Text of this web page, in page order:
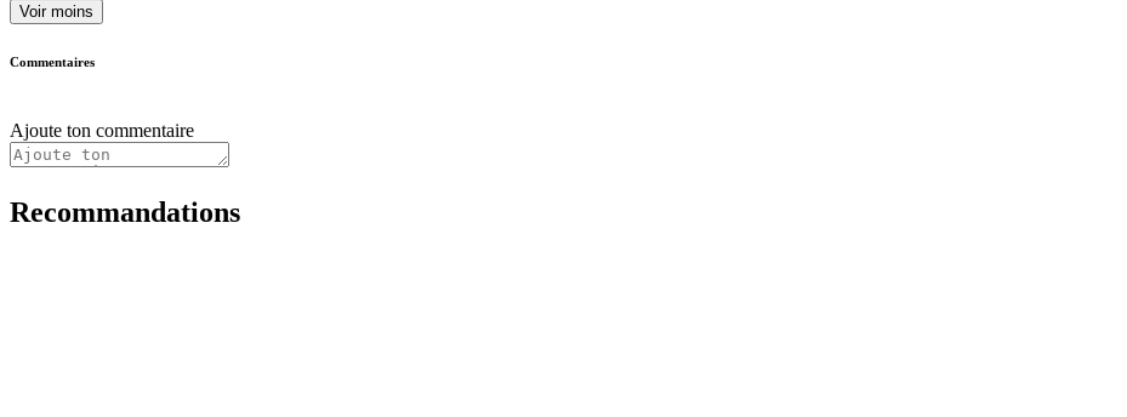
Voir moins
Commentaires
Ajoute ton commentaire
Recommandations